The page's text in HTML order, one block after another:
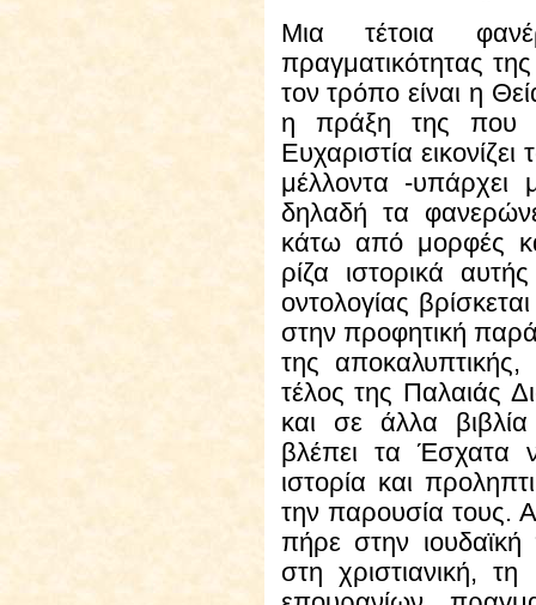
Μια τέτοια
πραγματικότητας
τον τρόπο είναι η
η πράξη της που
Ευχαριστία
μέλλοντα -υπάρχει
δηλαδή τα
κάτω από μορφές
ρίζα ιστορικά
οντολογίας
στην προφητική
της
τέλος της Παλαιάς
και σε άλλα
βλέπει τα Έσχατα
ιστορία και
την παρουσία τους.
πήρε στην
στη χριστιανική,